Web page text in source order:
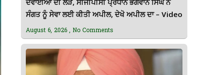
ਦਵਾਈਆਂ ਦੀ ਲੋੜ, ਸੀਜੀਪੀਸੀ ਪ੍ਰਧਾਨ ਭਗਵਾਨ ਸਿੰਘ ਨੇ
ਸੰਗਤ ਨੂੰ ਸੇਵਾ ਲਈ ਕੀਤੀ ਅਪੀਲ, ਦੇਖੋ ਅਪੀਲ ਦਾ – Video
August 6, 2026 No Comments